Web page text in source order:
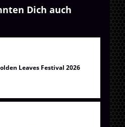
Dich auch
Leaves Festival 2026